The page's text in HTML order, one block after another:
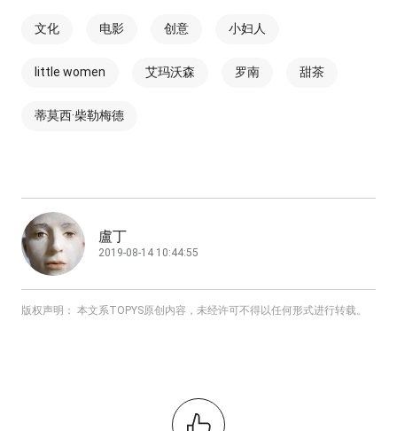
文化 电影 创意 小妇人
little women 艾玛沃森 罗南 甜茶
蒂莫西·柴勒梅德
盧丁
2019-08-14 10:44:55
版权声明： 本文系TOPYS原创内容，未经许可不得以任何形式进行转载。